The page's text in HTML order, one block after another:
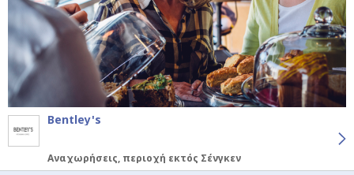
Bentley's
Αναχωρήσεις, περιοχή εκτός Σένγκεν